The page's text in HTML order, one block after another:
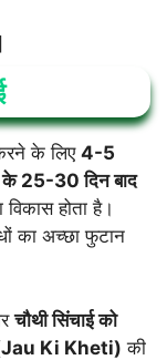
के लिए 4-5
के 25-30 दिन बाद
होता है।
का अच्छा फुटान
चौथी सिंचाई को
Ki Kheti) की